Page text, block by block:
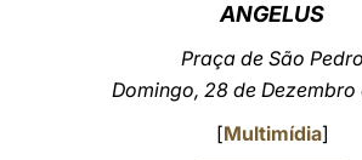
ANGELUS
Praça de São Pedro
Domingo, 28 de Dezembro
[Multimídia]